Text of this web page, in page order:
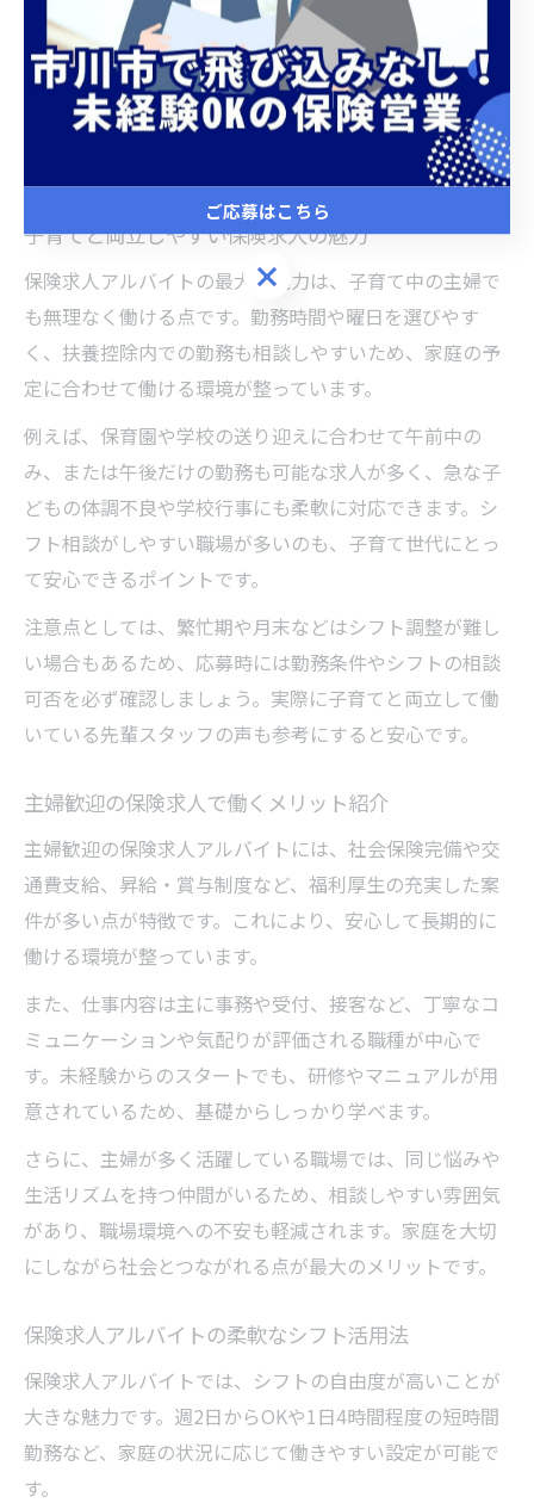
してスタートできます。
また、交通アクセスの良い柏駅周辺には多様な求人が集
まっており、通勤の負担を減らしやすいのも大きな魅力
です。柏市ならではの地域密着型の職場環境も、主婦が
子育てと両立しやすい保険求人の魅力
保険求人アルバイトの最大の魅力は、子育て中の主婦で
も無理なく働ける点です。勤務時間や曜日を選びやす
く、扶養控除内での勤務も相談しやすいため、家庭の予
定に合わせて働ける環境が整っています。
例えば、保育園や学校の送り迎えに合わせて午前中の
み、または午後だけの勤務も可能な求人が多く、急な子
どもの体調不良や学校行事にも柔軟に対応できます。シ
フト相談がしやすい職場が多いのも、子育て世代にとっ
て安心できるポイントです。
注意点としては、繁忙期や月末などはシフト調整が難し
い場合もあるため、応募時には勤務条件やシフトの相談
可否を必ず確認しましょう。実際に子育てと両立して働
いている先輩スタッフの声も参考にすると安心です。
主婦歓迎の保険求人で働くメリット紹介
主婦歓迎の保険求人アルバイトには、社会保険完備や交
通費支給、昇給・賞与制度など、福利厚生の充実した案
件が多い点が特徴です。これにより、安心して長期的に
働ける環境が整っています。
また、仕事内容は主に事務や受付、接客など、丁寧なコ
ミュニケーションや気配りが評価される職種が中心で
す。未経験からのスタートでも、研修やマニュアルが用
意されているため、基礎からしっかり学べます。
さらに、主婦が多く活躍している職場では、同じ悩みや
生活リズムを持つ仲間がいるため、相談しやすい雰囲気
があり、職場環境への不安も軽減されます。家庭を大切
にしながら社会とつながれる点が最大のメリットです。
保険求人アルバイトの柔軟なシフト活用法
保険求人アルバイトでは、シフトの自由度が高いことが
大きな魅力です。週2日からOKや1日4時間程度の短時間
勤務など、家庭の状況に応じて働きやすい設定が可能で
す。
ご応募はこちら
ご応募はこちら